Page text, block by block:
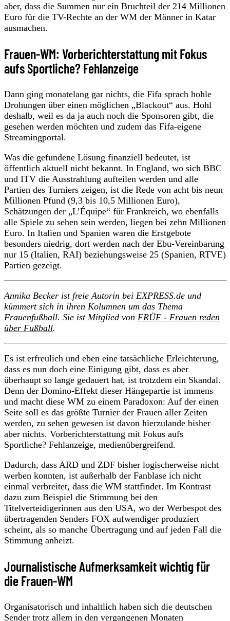
aber, dass die Summen nur ein Bruchteil der 214 Millionen
Euro für die TV-Rechte an der WM der Männer in Katar
ausmachen.
Frauen-WM: Vorberichterstattung mit Fokus
aufs Sportliche? Fehlanzeige
Dann ging monatelang gar nichts, die Fifa sprach hohle
Drohungen über einen möglichen „Blackout“ aus. Hohl
deshalb, weil es da ja auch noch die Sponsoren gibt, die
gesehen werden möchten und zudem das Fifa-eigene
Streamingportal.
Was die gefundene Lösung finanziell bedeutet, ist
öffentlich aktuell nicht bekannt. In England, wo sich BBC
und ITV die Ausstrahlung aufteilen werden und alle
Partien des Turniers zeigen, ist die Rede von acht bis neun
Millionen Pfund (9,3 bis 10,5 Millionen Euro),
Schätzungen der „L’Équipe“ für Frankreich, wo ebenfalls
alle Spiele zu sehen sein werden, liegen bei zehn Millionen
Euro. In Italien und Spanien waren die Erstgebote
besonders niedrig, dort werden nach der Ebu-Vereinbarung
nur 15 (Italien, RAI) beziehungsweise 25 (Spanien, RTVE)
Partien gezeigt.
Annika Becker ist freie Autorin bei EXPRESS.de und
kümmert sich in ihren Kolumnen um das Thema
Frauenfußball. Sie ist Mitglied von FRÜF - Frauen reden
über Fußball.
Es ist erfreulich und eben eine tatsächliche Erleichterung,
dass es nun doch eine Einigung gibt, dass es aber
überhaupt so lange gedauert hat, ist trotzdem ein Skandal.
Denn der Domino-Effekt dieser Hängepartie ist immens
und macht diese WM zu einem Paradoxon: Auf der einen
Seite soll es das größte Turnier der Frauen aller Zeiten
werden, zu sehen gewesen ist davon hierzulande bisher
aber nichts. Vorberichterstattung mit Fokus aufs
Sportliche? Fehlanzeige, medienübergreifend.
Dadurch, dass ARD und ZDF bisher logischerweise nicht
werben konnten, ist außerhalb der Fanblase ich nicht
einmal verbreitet, dass die WM stattfindet. Im Kontrast
dazu zum Beispiel die Stimmung bei den
Titelverteidigerinnen aus den USA, wo der Werbespot des
übertragenden Senders FOX aufwendiger produziert
scheint, als so manche Übertragung und auf jeden Fall die
Stimmung anheizt.
Journalistische Aufmerksamkeit wichtig für
die Frauen-WM
Organisatorisch und inhaltlich haben sich die deutschen
Sender trotz allem in den vergangenen Monaten